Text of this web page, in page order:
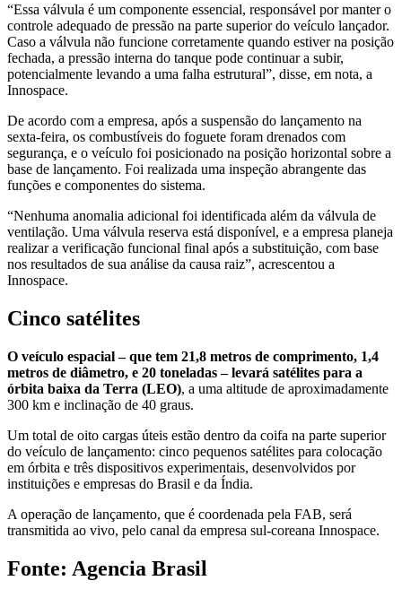
“Essa válvula é um componente essencial, responsável por manter o
controle adequado de pressão na parte superior do veículo lançador.
Caso a válvula não funcione corretamente quando estiver na posição
fechada, a pressão interna do tanque pode continuar a subir,
potencialmente levando a uma falha estrutural”, disse, em nota, a
Innospace.
De acordo com a empresa, após a suspensão do lançamento na
sexta-feira, os combustíveis do foguete foram drenados com
segurança, e o veículo foi posicionado na posição horizontal sobre a
base de lançamento. Foi realizada uma inspeção abrangente das
funções e componentes do sistema.
“Nenhuma anomalia adicional foi identificada além da válvula de
ventilação. Uma válvula reserva está disponível, e a empresa planeja
realizar a verificação funcional final após a substituição, com base
nos resultados de sua análise da causa raiz”, acrescentou a
Innospace.
Cinco satélites
O veículo espacial – que tem 21,8 metros de comprimento, 1,4
metros de diâmetro, e 20 toneladas – levará satélites para a
órbita baixa da Terra (LEO), a uma altitude de aproximadamente
300 km e inclinação de 40 graus.
Um total de oito cargas úteis estão dentro da coifa na parte superior
do veículo de lançamento: cinco pequenos satélites para colocação
em órbita e três dispositivos experimentais, desenvolvidos por
instituições e empresas do Brasil e da Índia.
A operação de lançamento, que é coordenada pela FAB, será
transmitida ao vivo, pelo canal da empresa sul-coreana Innospace.
Fonte: Agencia Brasil